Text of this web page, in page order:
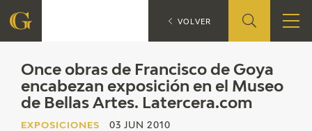
FUNDACIÓN
QUIENES SOMOS
Once obras de Francisco de Goya
encabezan exposición en el Museo
de Bellas Artes. Latercera.com
EXPOSICIONES 03 JUN 2010
EXPOSICIONES Once
VOLVER